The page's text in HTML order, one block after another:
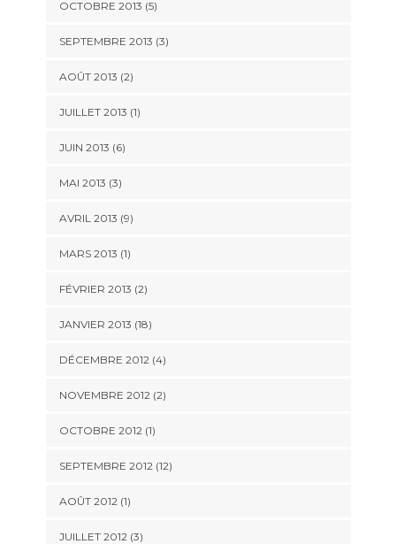
OCTOBRE 2013 (5)
SEPTEMBRE 2013 (3)
AOÛT 2013 (2)
JUILLET 2013 (1)
JUIN 2013 (6)
MAI 2013 (3)
AVRIL 2013 (9)
MARS 2013 (1)
FÉVRIER 2013 (2)
JANVIER 2013 (18)
DÉCEMBRE 2012 (4)
NOVEMBRE 2012 (2)
OCTOBRE 2012 (1)
SEPTEMBRE 2012 (12)
AOÛT 2012 (1)
JUILLET 2012 (3)